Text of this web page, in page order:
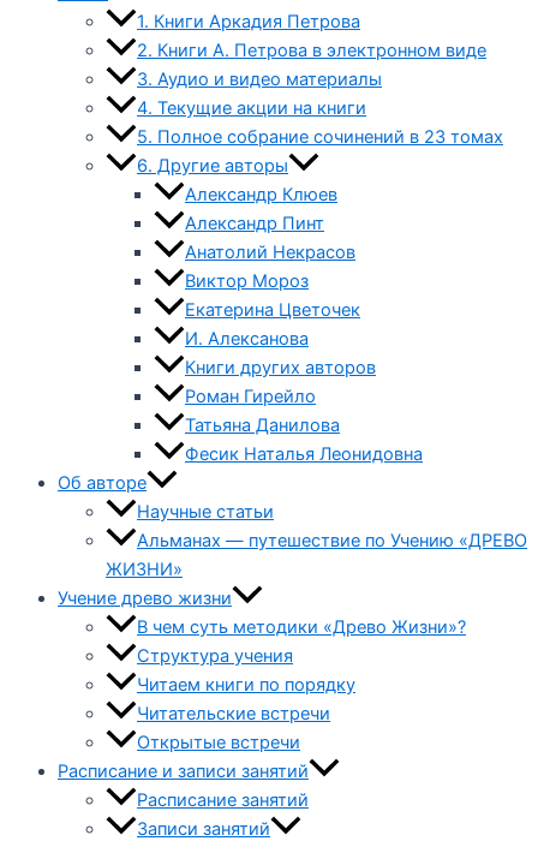
1. Книги Аркадия Петрова
2. Книги А. Петрова в электронном виде
3. Аудио и видео материалы
4. Текущие акции на книги
5. Полное собрание сочинений в 23 томах
6. Другие авторы
Александр Клюев
Александр Пинт
Анатолий Некрасов
Виктор Мороз
Екатерина Цветочек
И. Алексанова
Книги других авторов
Роман Гирейло
Татьяна Данилова
Фесик Наталья Леонидовна
Об авторе
Научные статьи
Альманах — путешествие по Учению «ДРЕВО
ЖИЗНИ»
Учение древо жизни
В чем суть методики «Древо Жизни»?
Структура учения
Читаем книги по порядку
Читательские встречи
Открытые встречи
Расписание и записи занятий
Расписание занятий
Записи занятий